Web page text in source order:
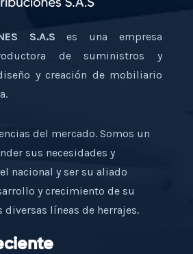
S.A.S es una empresa
de suministros y
y creación de mobiliario
del mercado. Somos un
sus necesidades y
nacional y ser su aliado
y crecimiento de su
diversas líneas de herrajes.